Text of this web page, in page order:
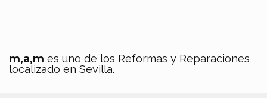
m,a,m es uno de los Reformas y Reparaciones
localizado en Sevilla.